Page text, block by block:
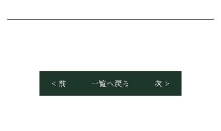
< 前 一覧へ戻る 次 >